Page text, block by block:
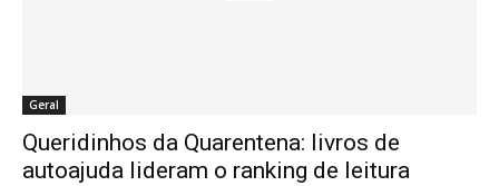
Geral
Queridinhos da Quarentena: livros de
autoajuda lideram o ranking de leitura